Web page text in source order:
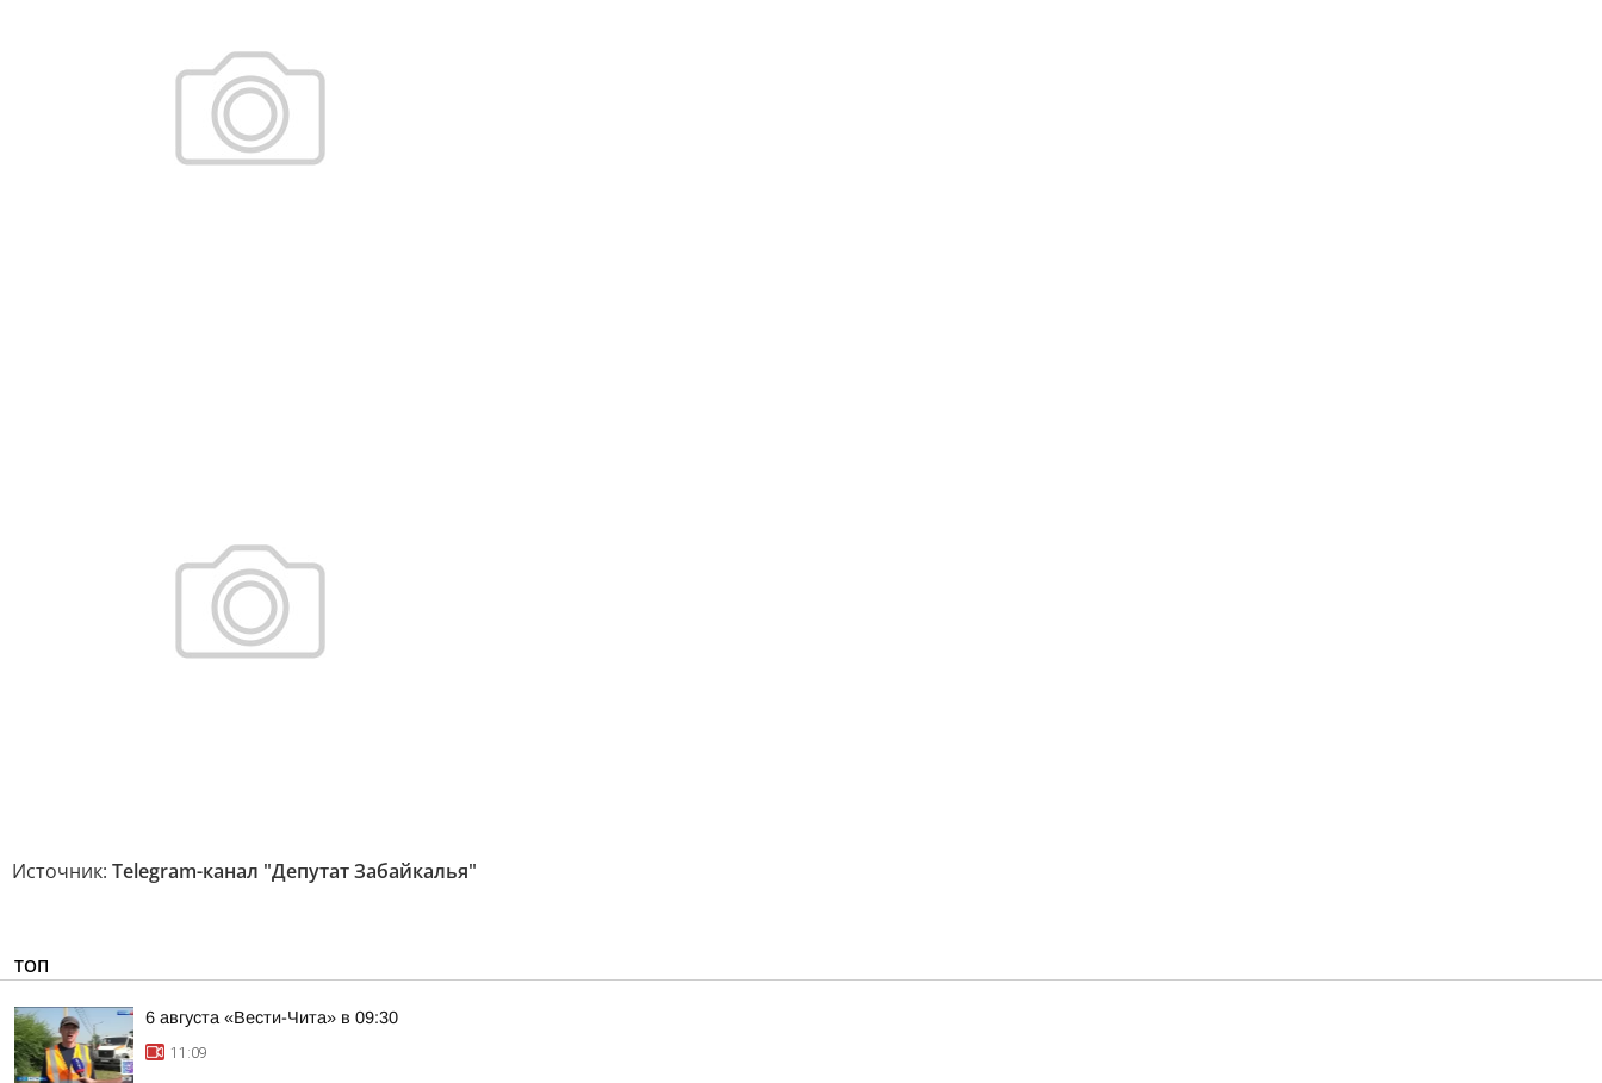
Источник: Telegram-канал "Депутат Забайкалья"
ТОП
6 августа «Вести-Чита» в 09:30
11:09